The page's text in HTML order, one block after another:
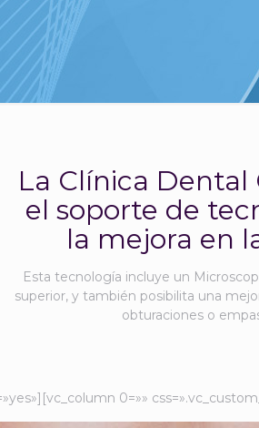
La Clínica
el soporte de
la mejora en
Esta tecnología incluye un
superior, y también posibilita una
obturaciones o
0=»»